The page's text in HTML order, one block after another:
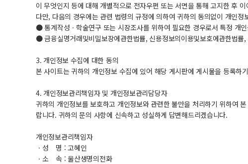
이 무엇인지 등에 대해 개별적으로 전자우편 또는 서면을 통해 고지한 후
다만, 다음의 경우에는 관련 법령의 규정에 의하여 귀하의 동의없이 개인정
● 통계작성ㆍ학술연구 또는 시장조사를 위하여 필요한 경우로서 특정 개
● 금융실명거래및비밀보장에관한법률, 신용정보의이용및보호에관한법
3. 개인정보 수집에 대한 동의
본 사이트는 귀하의 개인정보 수집에 있어 해당 게시판에 게시물을 등록
4. 개인정보관리책임자 및 개인정보관리담당자
귀하의 개인정보를 보호하고 개인정보와 관련한 불만을 처리하기 위하여
랍니다. 귀하의 문의 사항에 신속하고 성실하게 답변해드리겠습니다.
개인정보관리책임자
ㆍ성 명 : 고혜인
ㆍ소 속 : 울산생명의전화